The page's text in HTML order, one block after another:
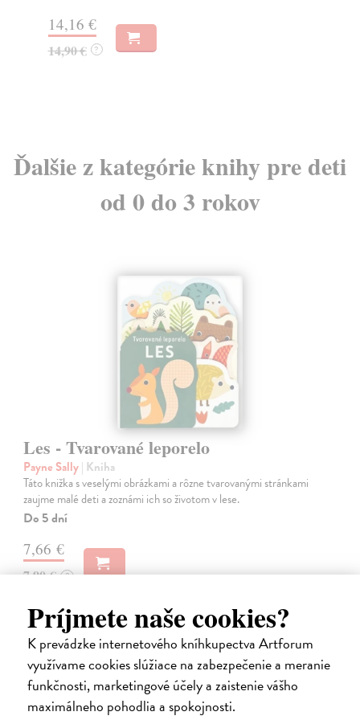
Príjmete naše cookies?
K prevádzke internetového kníhkupectva Artforum
využívame cookies slúžiace na zabezpečenie a meranie
funkčnosti, marketingové účely a zaistenie vášho
maximálneho pohodlia a spokojnosti.
11,40 €
12,00 € ?
Ďalšie z kategórie knihy pre deti
od 0 do 3 rokov
Les - Tvarované leporelo
Payne Sally| Kniha
Táto knižka s veselými obrázkami a rôzne tvarovanými stránkami
zaujme malé deti a zoznámi ich so životom v lese.
Do 5 dní
7,66 €
7,90 € ?